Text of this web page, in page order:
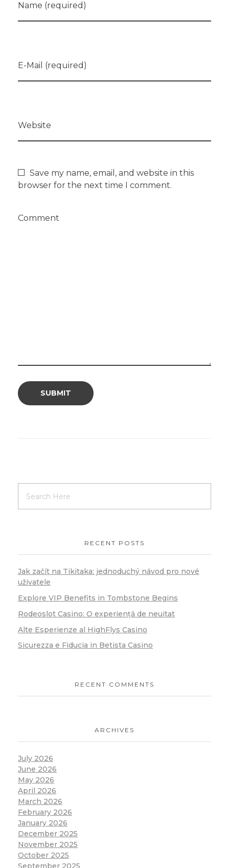
Name (required)
E-Mail (required)
Website
Save my name, email, and website in this
browser for the next time I comment.
Comment
RECENT POSTS
Jak začít na Tikitaka: jednoduchý návod pro nové
uživatele
Explore VIP Benefits in Tombstone Begins
Rodeoslot Casino: O experiență de neuitat
Alte Esperienze al HighFlys Casino
Sicurezza e Fiducia in Betista Casino
RECENT COMMENTS
ARCHIVES
July 2026
June 2026
May 2026
April 2026
March 2026
February 2026
January 2026
December 2025
November 2025
October 2025
September 2025